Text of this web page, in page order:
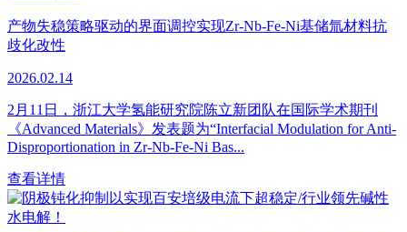
产物失稳策略驱动的界面调控实现Zr-Nb-Fe-Ni基储氚材料抗
歧化改性
2026.02.14
2月11日，浙江大学氢能研究院陈立新团队在国际学术期刊
《Advanced Materials》发表题为“Interfacial Modulation for Anti-
Disproportionation in Zr-Nb-Fe-Ni Bas...
查看详情